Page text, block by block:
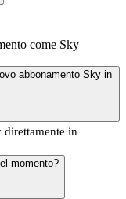
come Sky
abbonamento Sky in
direttamente in
momento?